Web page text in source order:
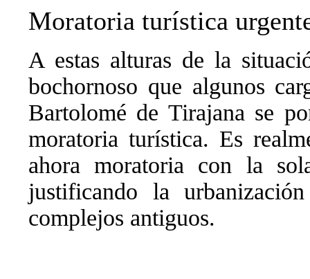
Moratoria turística
A estas alturas de la
bochornoso que algunos
Bartolomé de Tirajana se
moratoria turística. Es
ahora moratoria con la
justificando la
complejos antiguos.